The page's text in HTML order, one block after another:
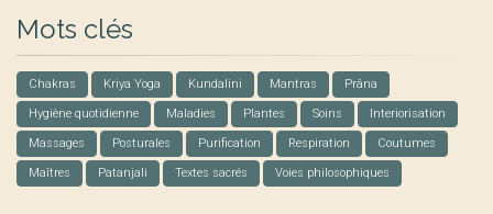
Mots clés
Chakras Kriya Yoga Kundalini Mantras Prâna
Hygiène quotidienne Maladies Plantes Soins Interiorisation
Massages Posturales Purification Respiration Coutumes
Maîtres Patanjali Textes sacrés Voies philosophiques